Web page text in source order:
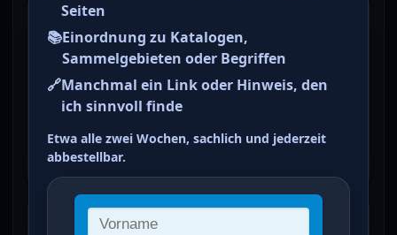
Seiten
📚Einordnung zu Katalogen,
Sammelgebieten oder Begriffen
🔗Manchmal ein Link oder Hinweis, den
ich sinnvoll finde
Etwa alle zwei Wochen, sachlich und jederzeit
abbestellbar.
Briefmarke zu Deutsches
Reich (DR) Deutsche Nothilfe:
Landeswappen 5+5 Pfg
grünschwarzgelb
ein Treffer von 5
Deutsche Nothilfe: Landeswappen